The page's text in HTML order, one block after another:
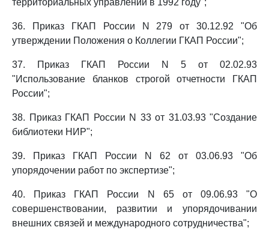
территориальных управлений в 1992 году";
36. Приказ ГКАП России N 279 от 30.12.92 "Об
утверждении Положения о Коллегии ГКАП России";
37. Приказ ГКАП России N 5 от 02.02.93
"Использование бланков строгой отчетности ГКАП
России";
38. Приказ ГКАП России N 33 от 31.03.93 "Создание
библиотеки НИР";
39. Приказ ГКАП России N 62 от 03.06.93 "Об
упорядочении работ по экспертизе";
40. Приказ ГКАП России N 65 от 09.06.93 "О
совершенствовании, развитии и упорядочивании
внешних связей и международного сотрудничества";